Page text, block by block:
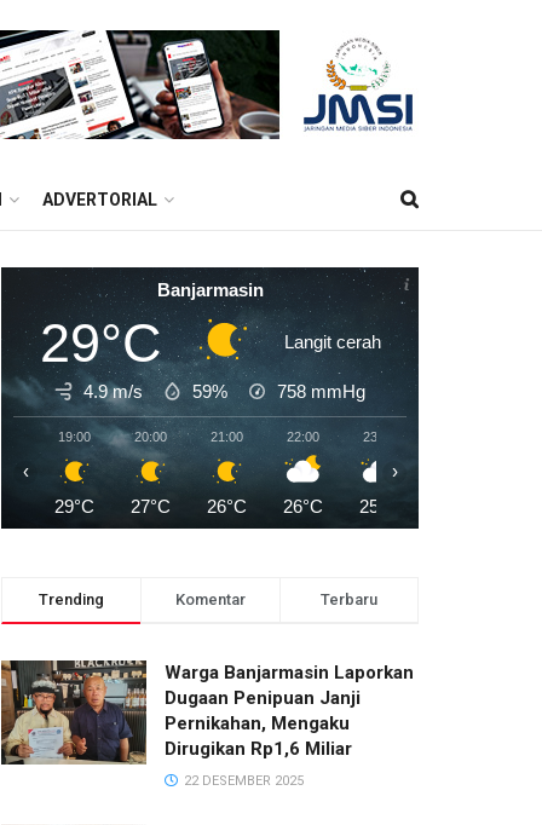
ADVERTORIAL
Banjarmasin
29°C Langit cerah
4.9 m/s 59% 758 mmHg
19:00
29°C
20:00
27°C
21:00
26°C
22:00
26°C
23:00
25°C
‹ ›
Trending Komentar Terbaru
Warga Banjarmasin Laporkan
Dugaan Penipuan Janji
Pernikahan, Mengaku
Dirugikan Rp1,6 Miliar
22 DESEMBER 2025